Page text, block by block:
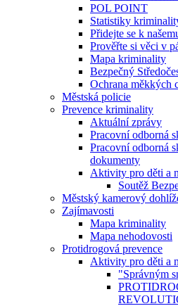
POL POINT
Statistiky
Přidejte se k
Prověřte si věci v
Mapa kriminality
Bezpečný
Ochrana měkkých
Městská policie
Prevence kriminality
Aktuální zprávy
Pracovní odborná
Pracovní odborná
dokumenty
Aktivity pro děti a
Soutěž
Městský kamerový
Zajímavosti
Mapa kriminality
Mapa nehodovosti
Protidrogová prevence
Aktivity pro děti a
"Správným